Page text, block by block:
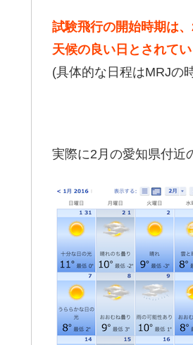
試験飛行の開始時期は
天候の良い日とされてい
(具体的な日程はMRJの
実際に2月の愛知県付近